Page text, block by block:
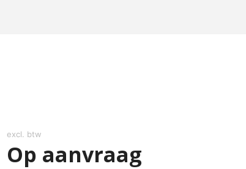
excl. btw
Op aanvraag